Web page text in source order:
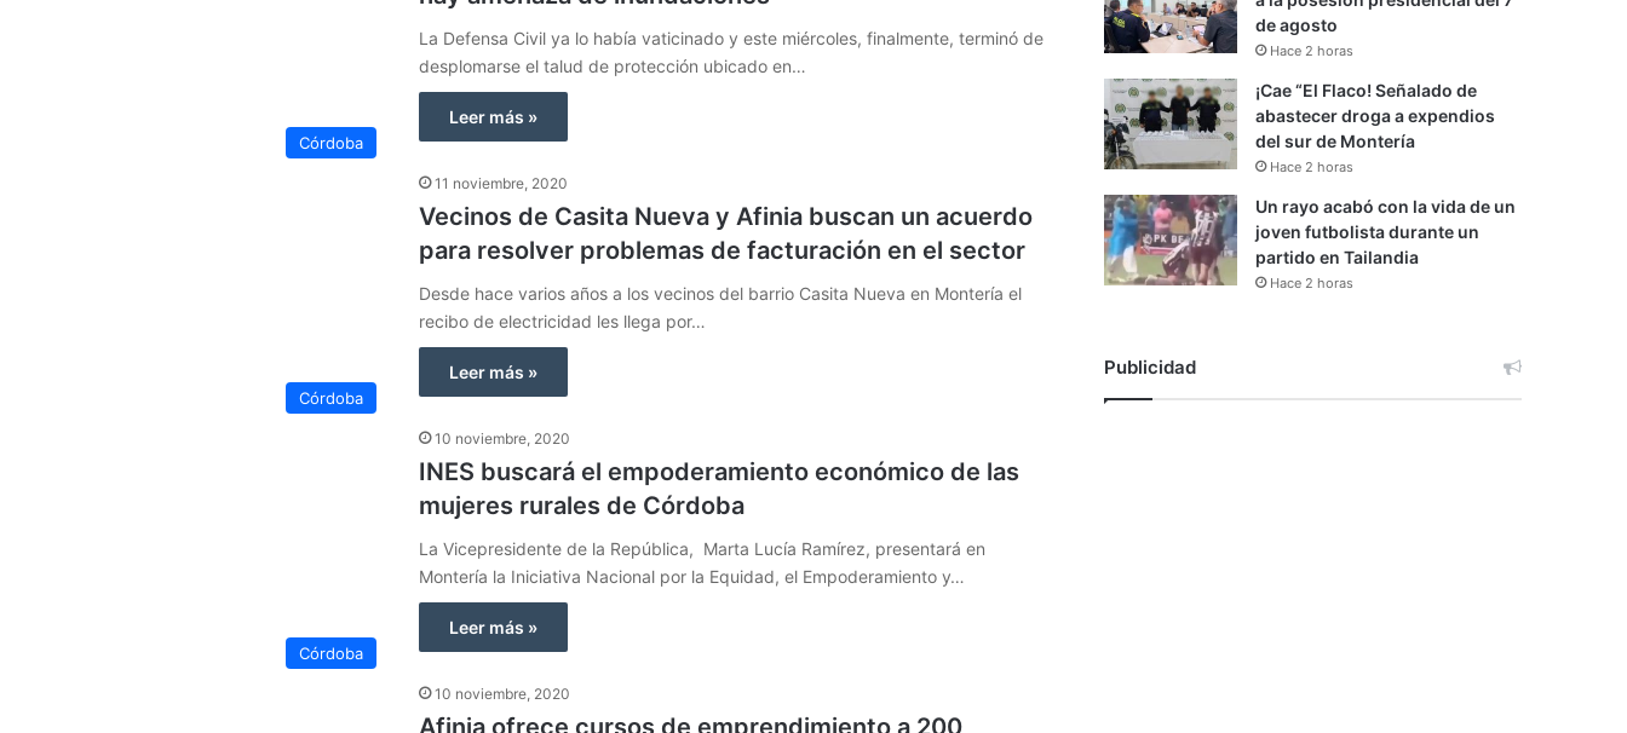
La Defensa Civil ya lo había vaticinado y este miércoles, finalmente, terminó de
desplomarse el talud de protección ubicado en…
Leer más »
Córdoba
11 noviembre, 2020
Vecinos de Casita Nueva y Afinia buscan un acuerdo
para resolver problemas de facturación en el sector
Desde hace varios años a los vecinos del barrio Casita Nueva en Montería el
recibo de electricidad les llega por…
Leer más »
Córdoba
10 noviembre, 2020
INES buscará el empoderamiento económico de las
mujeres rurales de Córdoba
La Vicepresidente de la República, Marta Lucía Ramírez, presentará en
Montería la Iniciativa Nacional por la Equidad, el Empoderamiento y…
Leer más »
Córdoba
10 noviembre, 2020
Afinia ofrece cursos de emprendimiento a 200
de agosto
Hace 2 horas
¡Cae “El Flaco! Señalado de
abastecer droga a expendios
del sur de Montería
Hace 2 horas
Un rayo acabó con la vida de un
joven futbolista durante un
partido en Tailandia
Hace 2 horas
Publicidad